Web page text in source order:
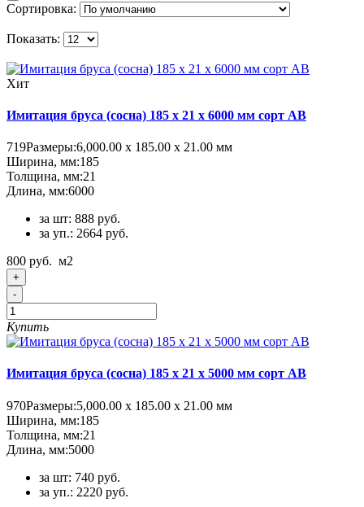
Сортировка:
Показать:
Хит
Имитация бруса (сосна) 185 x 21 x 6000 мм сорт AB
719Размеры:6,000.00 х 185.00 х 21.00 мм
Ширина, мм:185
Толщина, мм:21
Длина, мм:6000
за шт: 888 руб.
за уп.: 2664 руб.
800 руб. м2
+
-
Купить
Имитация бруса (сосна) 185 x 21 x 5000 мм сорт AB
970Размеры:5,000.00 х 185.00 х 21.00 мм
Ширина, мм:185
Толщина, мм:21
Длина, мм:5000
за шт: 740 руб.
за уп.: 2220 руб.